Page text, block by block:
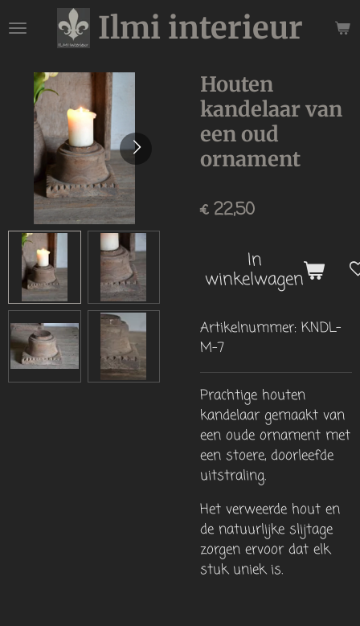
direct
hoofdinhoud
Ilmi interieur
Houten
kandelaar van
een oud
ornament
€ 22,50
In
winkelwagen
Artikelnummer: KNDL-
M-7
Prachtige houten
kandelaar gemaakt van
een oude ornament met
een stoere, doorleefde
uitstraling.
Het verweerde hout en
de natuurlijke slijtage
zorgen ervoor dat elk
stuk uniek is.